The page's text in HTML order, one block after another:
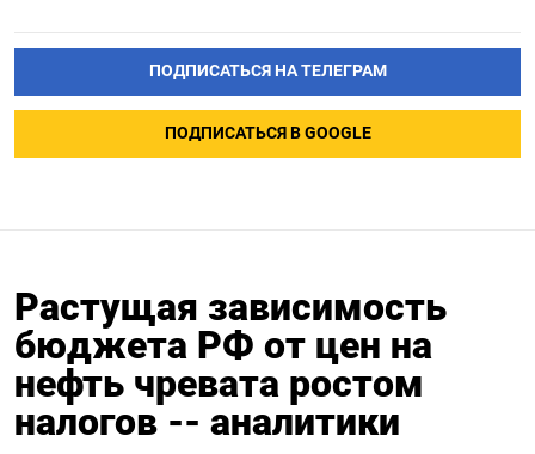
ПОДПИСАТЬСЯ НА ТЕЛЕГРАМ
ПОДПИСАТЬСЯ В GOOGLE
Растущая зависимость
бюджета РФ от цен на
нефть чревата ростом
налогов -- аналитики